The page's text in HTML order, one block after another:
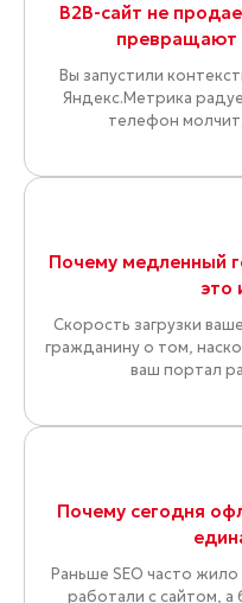
B2B-сайт не
превращают
Вы запустили
Яндекс.Метрика
телефон
Почему медленный
это
Скорость загрузки
гражданину о том,
ваш портал
Почему сегодня
Раньше SEO часто
работали с сайтом,